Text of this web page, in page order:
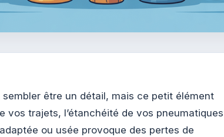
être un détail, mais ce petit élément
vos trajets, l’étanchéité de vos pneumatiques
ou usée provoque des pertes de